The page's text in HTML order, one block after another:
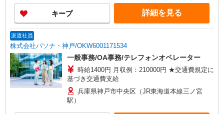
キープ 詳細を見る
派遣社員
株式会社パソナ・神戸/OKW6001171534
一般事務/OA事務/テレフォンオペレーター
時給1400円 月収例：210000円 ★交通費規定に
基づき交通費支給
兵庫県神戸市中央区（JR東海道本線三ノ宮
駅）